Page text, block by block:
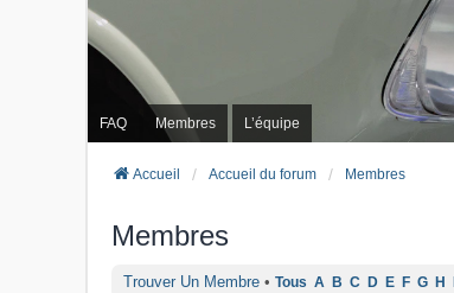
FAQ Membres L’équipe
Accueil Accueil du forum Membres
Membres
Trouver Un Membre • Tous A B C D E F G H